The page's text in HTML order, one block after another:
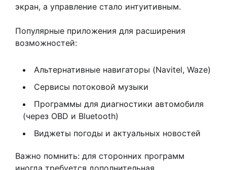
экран, а управление стало интуитивным.
Популярные приложения для расширения
возможностей:
Альтернативные навигаторы (Navitel, Waze)
Сервисы потоковой музыки
Программы для диагностики автомобиля
(через OBD и Bluetooth)
Виджеты погоды и актуальных новостей
Важно помнить: для сторонних программ
иногда требуется дополнительная